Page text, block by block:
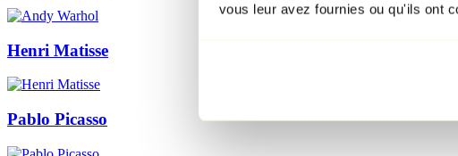
vous leur avez fournies ou qu'ils ont
Henri Matisse
Pablo Picasso